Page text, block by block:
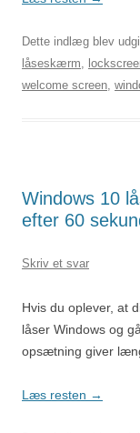
Dette indlæg blev
låseskærm
welcome screen
Windows 10
efter 60
Skriv et svar
Hvis du oplever, at
låser Windows og
opsætning giver
Læs resten →